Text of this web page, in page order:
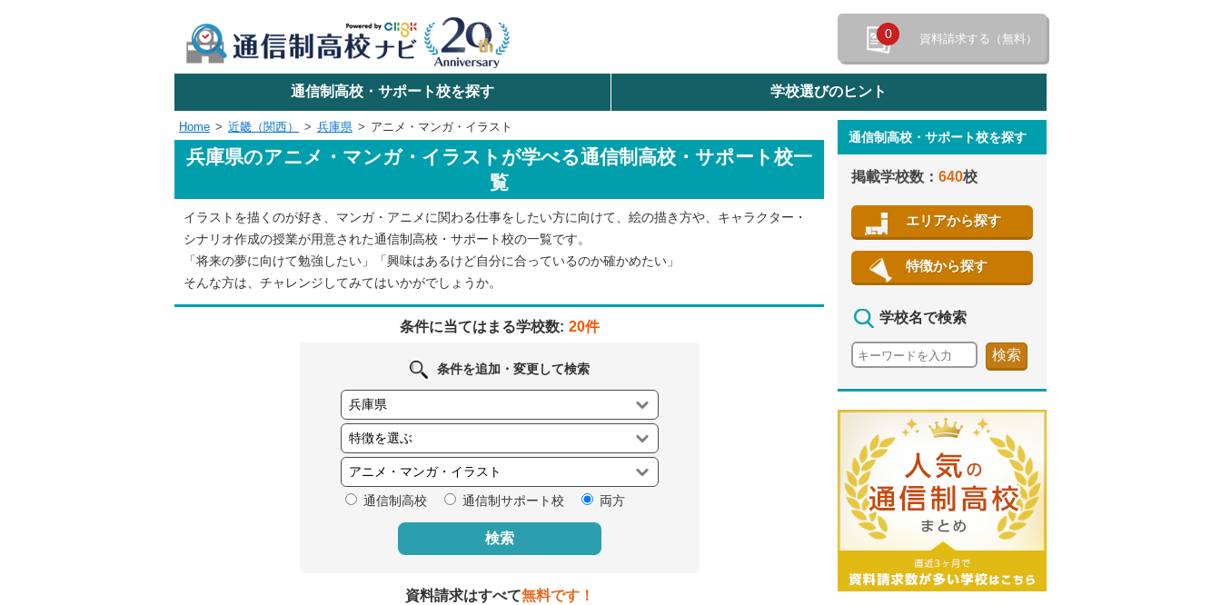
0 資料請求する（無料）
学校名で探す
検索
エリアから探す 特徴から探す
エリアを選択して探す
関東
東海
閉じる
通信制高校・サポート校を探す 学校選びのヒント
Home 近畿（関西） 兵庫県 アニメ・マンガ・イラスト
兵庫県のアニメ・マンガ・イラストが学べる通信制高校・サポート校一
覧
イラストを描くのが好き、マンガ・アニメに関わる仕事をしたい方に向けて、絵の描き方や、キャラクター・
シナリオ作成の授業が用意された通信制高校・サポート校の一覧です。
「将来の夢に向けて勉強したい」「興味はあるけど自分に合っているのか確かめたい」
そんな方は、チャレンジしてみてはいかがでしょうか。
条件に当てはまる学校数: 20件
条件を追加・変更して検索
通信制高校 通信制サポート校 両方
検索
資料請求はすべて無料です！
通信制高校・サポート校を探す
掲載学校数： 640校
エリアから探す
特徴から探す
学校名で検索